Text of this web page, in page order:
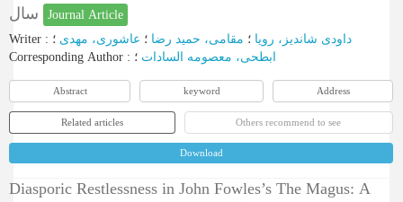
Journal Article
Writer : داودی شاندیز، رویا ؛ مقامی، حمید رضا ؛ عاشوری، مهدی ؛
Corresponding Author : ابطحی، معصومه السادات ؛
Abstract keyword Address
Related articles Others recommend to see
Download
Diasporic Restlessness in John Fowles’s The Magus: A